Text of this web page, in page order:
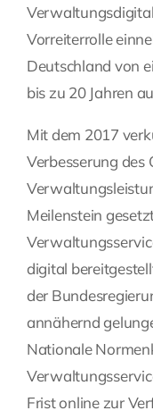
Vorreiterrolle
Deutschland von
bis zu 20 Jahren
Mit dem 2017
Verbesserung des
Meilenstein
digital
der
annähernd
Nationale
Frist online zur